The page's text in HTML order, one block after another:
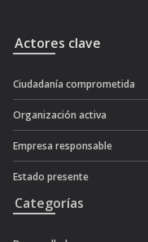
Actores clave
Ciudadanía comprometida
Organización activa
Empresa responsable
Estado presente
Categorías